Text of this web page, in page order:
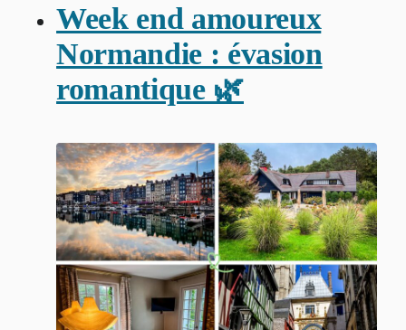
Week end amoureux
Normandie : évasion
romantique 🌿